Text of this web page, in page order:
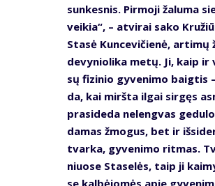
sun­kes­nis. Pir­mo­ji ža­lu­ma
vei­kia“, – at­vi­rai sa­ko
Sta­sė Kun­ce­vi­čie­nė, ar­ti­mų
de­vy­nio­li­ka me­tų. Ji, kaip
sų fi­zi­nio gy­ve­ni­mo
da, kai mirš­ta il­gai sir­gęs
pra­si­de­da ne­leng­vas
da­mas žmo­gus, bet ir
tvar­ka, gy­ve­ni­mo rit­mas.
niuo­se Sta­se­lės, taip ji